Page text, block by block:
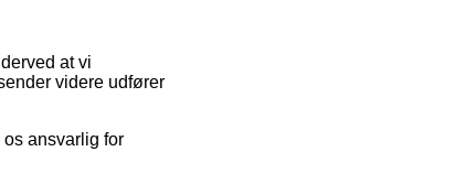
at vi
videre udfører
ansvarlig for